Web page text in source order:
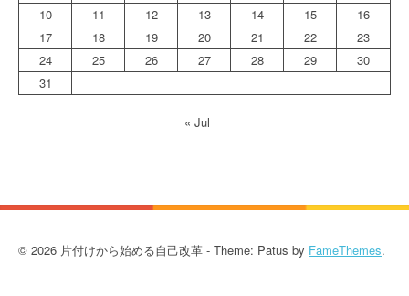
10
11 12 13 14 15
16
17
18 19 20 21 22
23
24
25 26 27 28 29
30
31
« Jul
© 2026 片付けから始める自己改革 - Theme: Patus by FameThemes.